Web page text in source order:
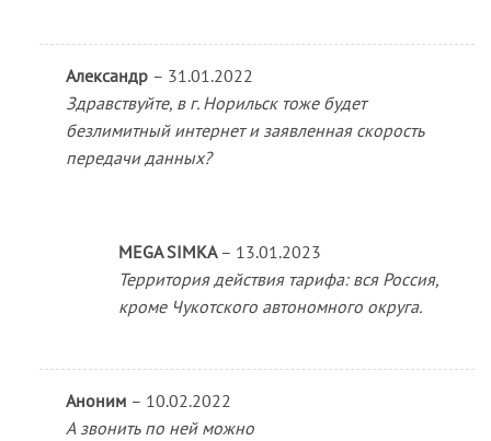
Александр – 31.01.2022
Здравствуйте, в г. Норильск тоже будет
безлимитный интернет и заявленная скорость
передачи данных?
MEGA SIMKA – 13.01.2023
Территория действия тарифа: вся Россия,
кроме Чукотского автономного округа.
Аноним – 10.02.2022
А звонить по ней можно